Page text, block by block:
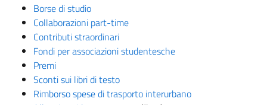
Borse di studio
Collaborazioni part-time
Contributi straordinari
Fondi per associazioni studentesche
Premi
Sconti sui libri di testo
Rimborso spese di trasporto interurbano